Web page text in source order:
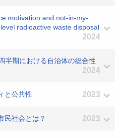
motivation and not-in-my-
radioactive waste disposal
2024
半期における自治体の総合性
2024
と公共性 2023
民社会とは？ 2023